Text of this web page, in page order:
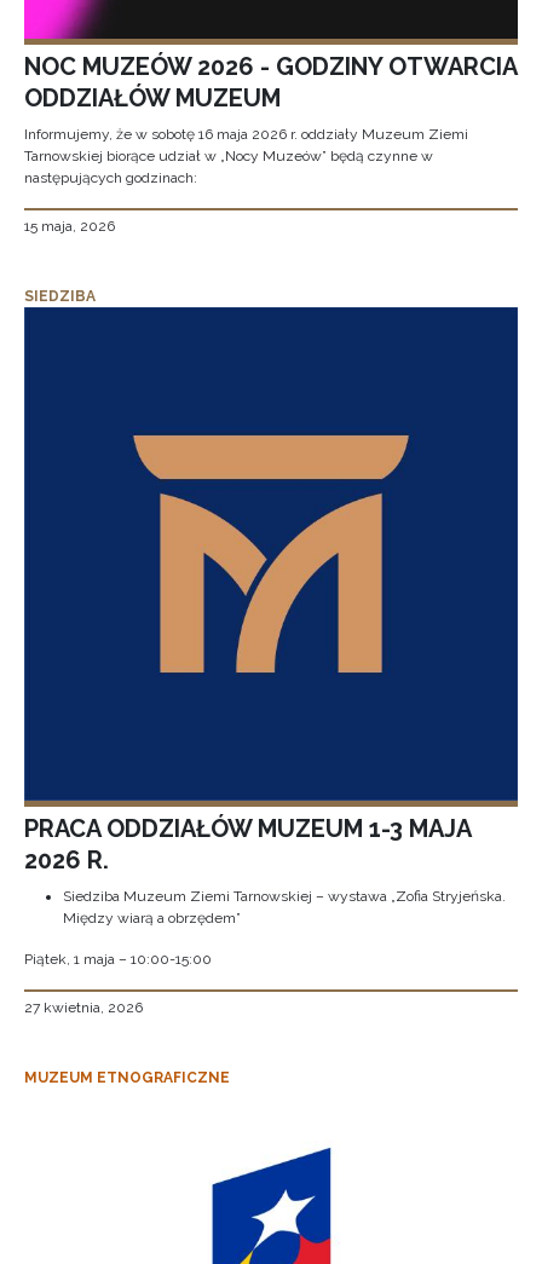
NOC MUZEÓW 2026 - GODZINY OTWARCIA
ODDZIAŁÓW MUZEUM
Informujemy, że w sobotę 16 maja 2026 r. oddziały Muzeum Ziemi
Tarnowskiej biorące udział w „Nocy Muzeów” będą czynne w
następujących godzinach:
15 maja, 2026
SIEDZIBA
PRACA ODDZIAŁÓW MUZEUM 1-3 MAJA
2026 R.
Siedziba Muzeum Ziemi Tarnowskiej – wystawa „Zofia Stryjeńska.
Między wiarą a obrzędem”
Piątek, 1 maja – 10:00-15:00
27 kwietnia, 2026
MUZEUM ETNOGRAFICZNE